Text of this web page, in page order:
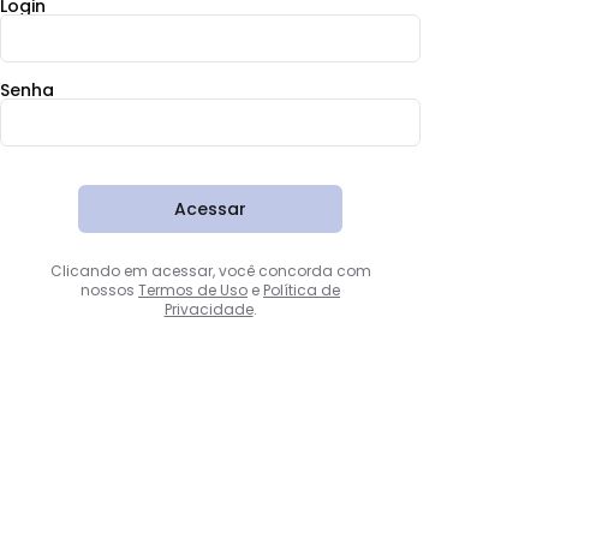
Login
Senha
Acessar
Clicando em acessar, você concorda com
nossos Termos de Uso e Política de
Privacidade.